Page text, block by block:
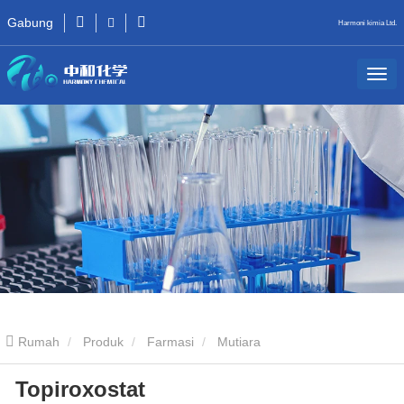
Gabung Harmoni kimia Ltd.
Rumah Produk Farmasi Mutiara
Topiroxostat